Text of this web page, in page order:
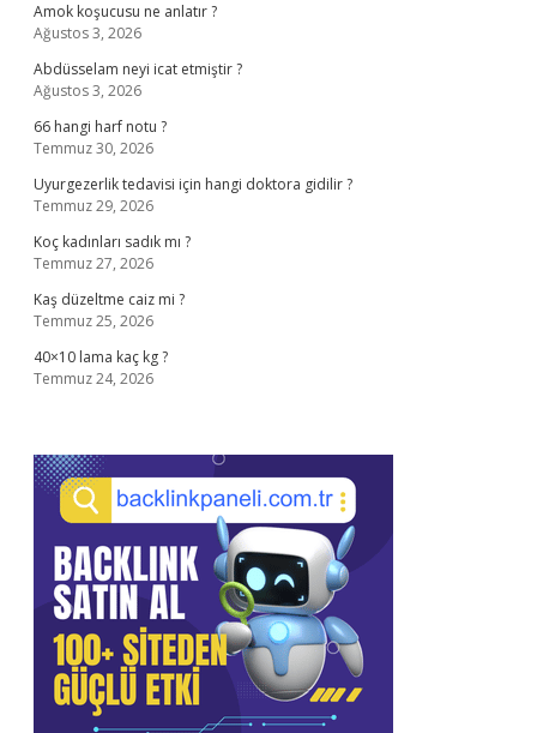
Amok koşucusu ne anlatır ?
Ağustos 3, 2026
Abdüsselam neyi icat etmiştir ?
Ağustos 3, 2026
66 hangi harf notu ?
Temmuz 30, 2026
Uyurgezerlik tedavisi için hangi doktora gidilir ?
Temmuz 29, 2026
Koç kadınları sadık mı ?
Temmuz 27, 2026
Kaş düzeltme caiz mi ?
Temmuz 25, 2026
40×10 lama kaç kg ?
Temmuz 24, 2026